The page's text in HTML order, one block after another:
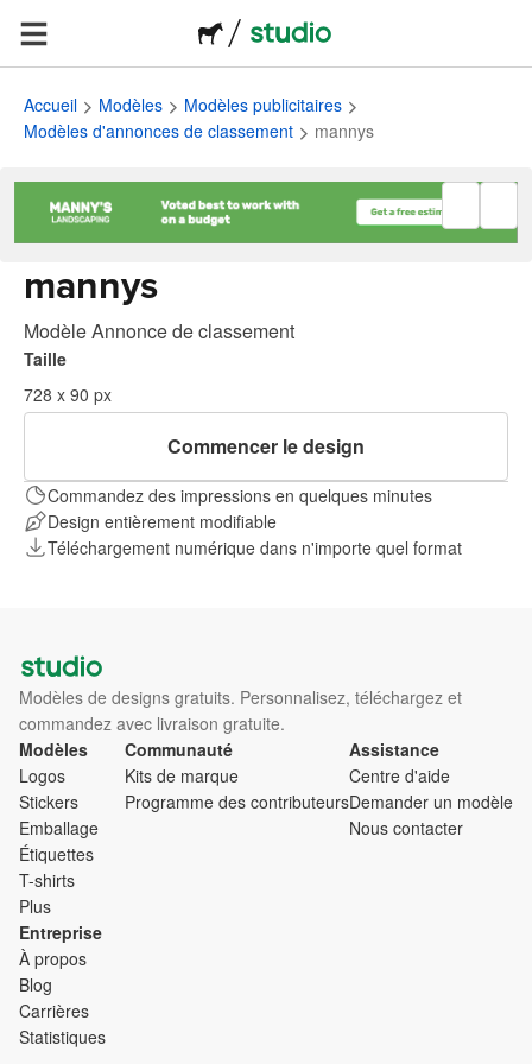
Accueil Modèles
Modèles publicitaires
Modèles d'annonces de classement
mannys
mannys
Modèle Annonce de classement
Taille
728 x 90 px
Commencer le design
Commandez des impressions en quelques minutes
Design entièrement modifiable
Téléchargement numérique dans n'importe quel format
Modèles de designs gratuits. Personnalisez, téléchargez et
commandez avec livraison gratuite.
Modèles
Logos
Stickers
Emballage
Étiquettes
T-shirts
Plus
Communauté
Kits de marque
Programme des contributeurs
Assistance
Centre d'aide
Demander un modèle
Nous contacter
Entreprise
À propos
Blog
Carrières
Statistiques